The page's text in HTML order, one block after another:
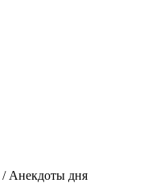
/ Анекдоты дня